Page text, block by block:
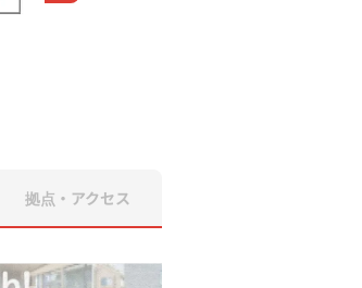
拠点・アクセス